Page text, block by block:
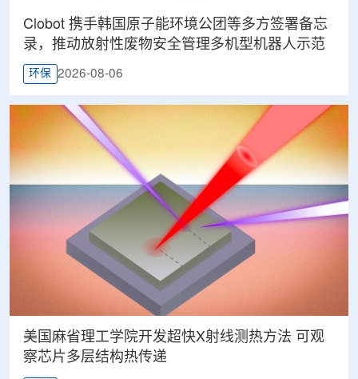
Clobot 携手韩国原子能环境公团等多方签署备忘
录，推动放射性废物安全管理多机型机器人示范
环保 2026-08-06
美国麻省理工学院开发超快X射线测热方法 可观
察芯片多层结构热传递